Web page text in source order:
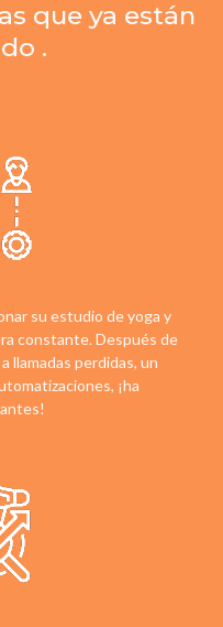
que ya están
.
su estudio de yoga y
constante. Después de
llamadas perdidas, un
¡ha